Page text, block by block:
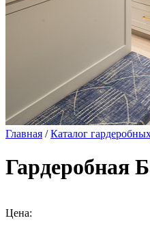
Главная /Каталог
Гардеробная
Цена: